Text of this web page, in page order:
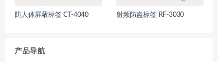
防人体屏蔽标签 CT-4040 射频防盗标签 RF-3030
产品导航